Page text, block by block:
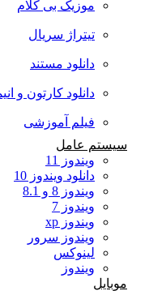
موزیک بی کلام
تیتراژ سریال
دانلود مستند
دانلود کارتون و
فیلم آموزشی
سیستم عامل
ویندوز 11
دانلود ویندوز 10
ویندوز 8 و 8.1
ویندوز 7
ویندوز xp
ویندوز سرور
لینوکس
ویندوز
موبایل